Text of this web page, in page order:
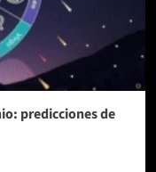
predicciones de